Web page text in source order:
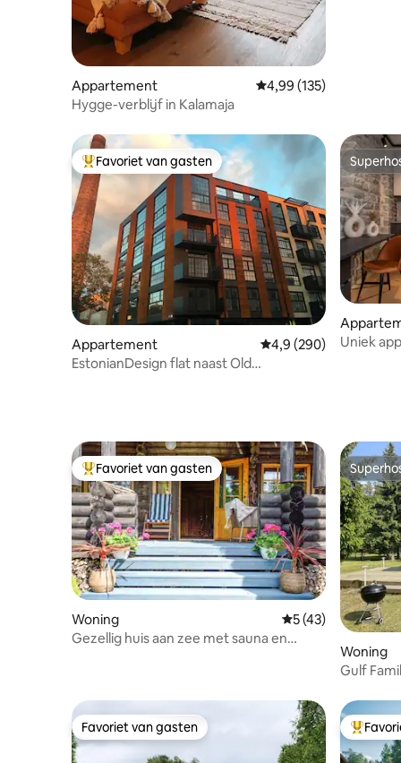
Appartement Gemiddelde
4,99 (135)
Hygge-verblijf in Kalamaja
Topfavoriet van gasten
Favoriet van gasten
Appartement Gemiddelde
4,9 (290)
EstonianDesign flat naast Old
Uniek
Topfavoriet van gasten
Favoriet van gasten
Woning Gemiddelde
5 (43)
Gezellig huis aan zee met sauna en
Woning
Gulf
Favoriet van gasten
Favoriet van gasten